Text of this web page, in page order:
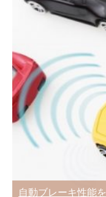
自動ブレーキ性能